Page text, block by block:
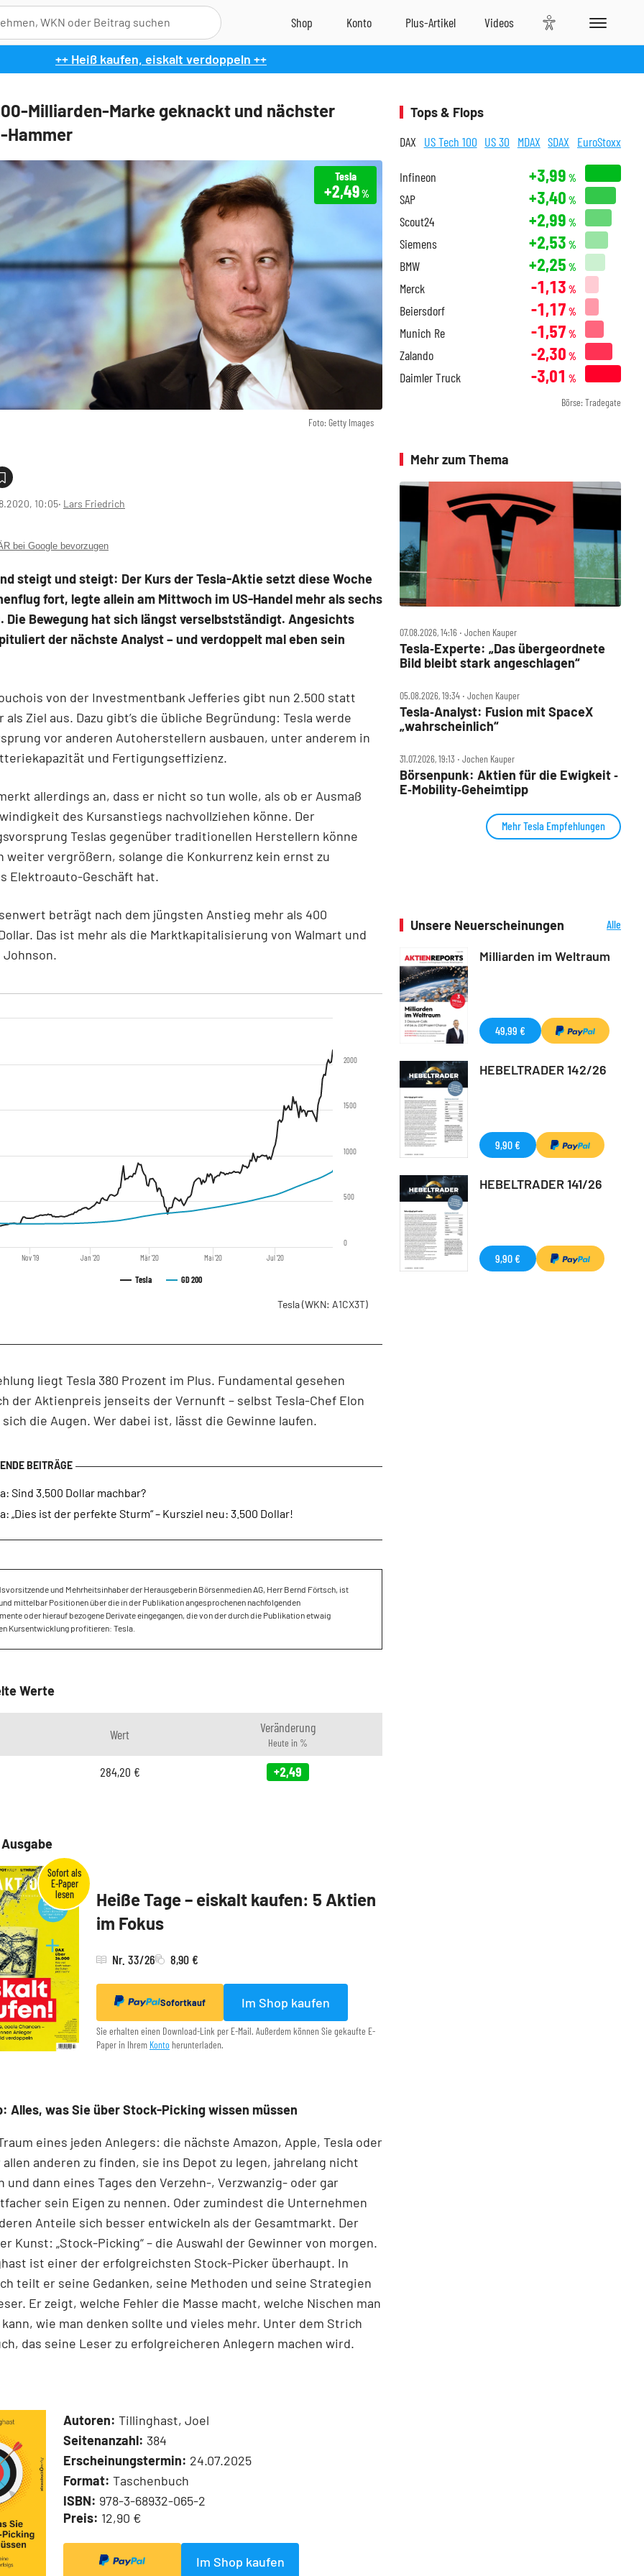
++ Heiß kaufen, eiskalt verdoppeln ++
Milliarden-Marke geknackt und nächster
Hammer
Foto: Getty Images
Tesla
+2,49%
10:05‧ Lars Friedrich
bei Google bevorzugen
steigt und steigt: Der Kurs der Tesla-Aktie setzt diese Woche
fort, legte allein am Mittwoch im US-Handel mehr als sechs
Die Bewegung hat sich längst verselbstständigt. Angesichts
der nächste Analyst – und verdoppelt mal eben sein
von der Investmentbank Jefferies gibt nun 2.500 statt
als Ziel aus. Dazu gibt’s die übliche Begründung: Tesla werde
vor anderen Autoherstellern ausbauen, unter anderem in
und Fertigungseffizienz.
allerdings an, dass er nicht so tun wolle, als ob er Ausmaß
des Kursanstiegs nachvollziehen könne. Der
Teslas gegenüber traditionellen Herstellern könne
weiter vergrößern, solange die Konkurrenz kein ernst zu
Elektroauto-Geschäft hat.
beträgt nach dem jüngsten Anstieg mehr als 400
Das ist mehr als die Marktkapitalisierung von Walmart und
Johnson.
Tesla GD 200
Nov '19 Jan '20 Mär '20 Mai '20 Jul '20
0
500
1000
1500
2000
Tesla(WKN: A1CX3T)
liegt Tesla 380 Prozent im Plus. Fundamental gesehen
der Aktienpreis jenseits der Vernunft – selbst Tesla-Chef Elon
die Augen. Wer dabei ist, lässt die Gewinne laufen.
Sind 3.500 Dollar machbar?
„Dies ist der perfekte Sturm“ – Kursziel neu: 3.500 Dollar!
und Mehrheitsinhaber der Herausgeberin Börsenmedien AG, Herr Bernd Förtsch, ist
mittelbar Positionen über die in der Publikation angesprochenen nachfolgenden
oder hierauf bezogene Derivate eingegangen, die von der durch die Publikation etwaig
Kursentwicklung profitieren: Tesla.
Werte
Wert Veränderung
Heute in %
284,20 € +2,49
Heiße Tage – eiskalt kaufen: 5 Aktien
im Fokus
Nr. 33/26 8,90 €
Sofortkauf Im Shop kaufen
Sie erhalten einen Download-Link per E-Mail. Außerdem können Sie gekaufte E-
Paper in Ihrem Konto herunterladen.
Alles, was Sie über Stock-Picking wissen müssen
eines jeden Anlegers: die nächste Amazon, Apple, Tesla oder
allen anderen zu finden, sie ins Depot zu legen, jahrelang nicht
und dann eines Tages den Verzehn-, Verzwanzig- oder gar
sein Eigen zu nennen. Oder zumindest die Unternehmen
Anteile sich besser entwickeln als der Gesamtmarkt. Der
Kunst: „Stock-Picking“ – die Auswahl der Gewinner von morgen.
ist einer der erfolgreichsten Stock-Picker überhaupt. In
teilt er seine Gedanken, seine Methoden und seine Strategien
Er zeigt, welche Fehler die Masse macht, welche Nischen man
wie man denken sollte und vieles mehr. Unter dem Strich
das seine Leser zu erfolgreicheren Anlegern machen wird.
Autoren: Tillinghast, Joel
Seitenanzahl: 384
Erscheinungstermin: 24.07.2025
Format: Taschenbuch
ISBN: 978-3-68932-065-2
Preis: 12,90 €
Im Shop kaufen
Tops & Flops
DAX US Tech 100 US 30 MDAX SDAX EuroStoxx
Infineon +3,99 %
SAP +3,40 %
Scout24 +2,99 %
Siemens +2,53 %
BMW +2,25 %
Merck -1,13 %
Beiersdorf -1,17 %
Munich Re -1,57 %
Zalando -2,30 %
Daimler Truck -3,01 %
Börse: Tradegate
Mehr zum Thema
07.08.2026, 14:16 ‧ Jochen Kauper
Tesla‑Experte: „Das übergeordnete
Bild bleibt stark angeschlagen“
05.08.2026, 19:34 ‧ Jochen Kauper
Tesla‑Analyst: Fusion mit SpaceX
„wahrscheinlich“
31.07.2026, 19:13 ‧ Jochen Kauper
Börsenpunk: Aktien für die Ewigkeit ‑
E‑Mobility‑Geheimtipp
Mehr Tesla Empfehlungen
Unsere Neuerscheinungen
Alle
Milliarden im Weltraum
49,99 €
HEBELTRADER 142/26
9,90 €
HEBELTRADER 141/26
9,90 €